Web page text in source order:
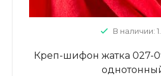
В наличии:
Креп-шифон жатка 027-